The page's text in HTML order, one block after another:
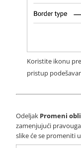
Koristite ikonu
pristup
Odeljak Promeni
zamenjujući
slike će se promeniti